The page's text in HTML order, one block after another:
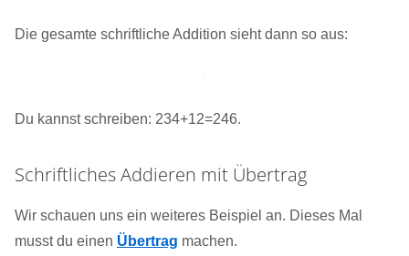
Die gesamte schriftliche Addition sieht dann so aus:
Du kannst schreiben: 234+12=246.
Schriftliches Addieren mit Übertrag
Wir schauen uns ein weiteres Beispiel an. Dieses Mal
musst du einen Übertrag machen.